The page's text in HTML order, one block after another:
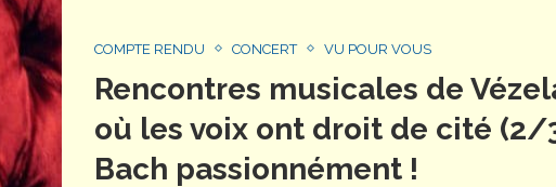
COMPTE RENDU CONCERT VU POUR VOUS
Rencontres musicales de
où les voix ont droit de cité (2/
Bach passionnément !